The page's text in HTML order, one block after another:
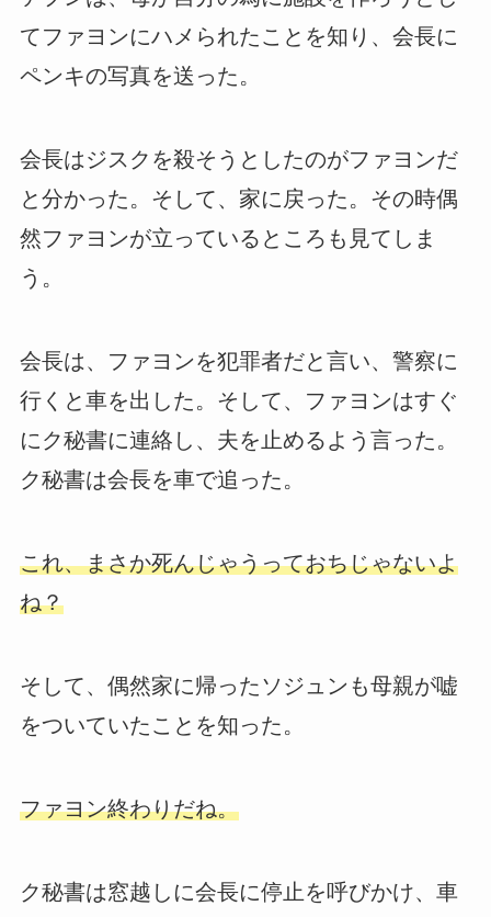
てファヨンにハメられたことを知り、会長に
ペンキの写真を送った。
会長はジスクを殺そうとしたのがファヨンだ
と分かった。そして、家に戻った。その時偶
然ファヨンが立っているところも見てしま
う。
会長は、ファヨンを犯罪者だと言い、警察に
行くと車を出した。そして、ファヨンはすぐ
にク秘書に連絡し、夫を止めるよう言った。
ク秘書は会長を車で追った。
これ、まさか死んじゃうっておちじゃないよ
ね？
そして、偶然家に帰ったソジュンも母親が嘘
をついていたことを知った。
ファヨン終わりだね。
ク秘書は窓越しに会長に停止を呼びかけ、車